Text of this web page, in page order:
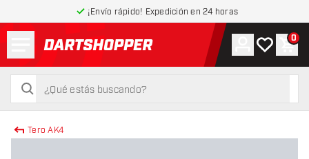
¡Envío rápido! Expedición en 24 horas
volver a la página de inicio
buscar
buscar
Cuenta
Mi lista de
0
Tero AK4